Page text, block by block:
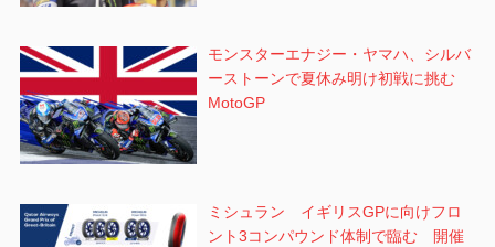
モンスターエナジー・ヤマハ、シルバ
ーストーンで夏休み明け初戦に挑む
MotoGP
ミシュラン イギリスGPに向けフロ
ント3コンパウンド体制で臨む 開催